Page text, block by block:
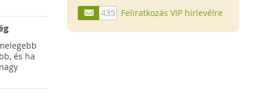
és ha
435
Feliratkozás VIP hírlevélre